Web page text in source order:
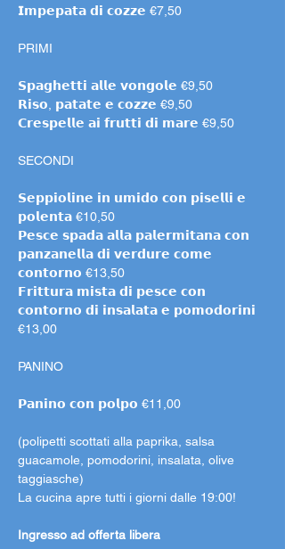
𝗜𝗺𝗽𝗲𝗽𝗮𝘁𝗮 𝗱𝗶 𝗰𝗼𝘇𝘇𝗲 €7,50
PRIMI
𝗦𝗽𝗮𝗴𝗵𝗲𝘁𝘁𝗶 𝗮𝗹𝗹𝗲 𝘃𝗼𝗻𝗴𝗼𝗹𝗲 €9,50
𝗥𝗶𝘀𝗼, 𝗽𝗮𝘁𝗮𝘁𝗲 𝗲 𝗰𝗼𝘇𝘇𝗲 €9,50
𝗖𝗿𝗲𝘀𝗽𝗲𝗹𝗹𝗲 𝗮𝗶 𝗳𝗿𝘂𝘁𝘁𝗶 𝗱𝗶 𝗺𝗮𝗿𝗲 €9,50
SECONDI
𝗦𝗲𝗽𝗽𝗶𝗼𝗹𝗶𝗻𝗲 𝗶𝗻 𝘂𝗺𝗶𝗱𝗼 𝗰𝗼𝗻 𝗽𝗶𝘀𝗲𝗹𝗹𝗶 𝗲
𝗽𝗼𝗹𝗲𝗻𝘁𝗮 €10,50
𝗣𝗲𝘀𝗰𝗲 𝘀𝗽𝗮𝗱𝗮 𝗮𝗹𝗹𝗮 𝗽𝗮𝗹𝗲𝗿𝗺𝗶𝘁𝗮𝗻𝗮 𝗰𝗼𝗻
𝗽𝗮𝗻𝘇𝗮𝗻𝗲𝗹𝗹𝗮 𝗱𝗶 𝘃𝗲𝗿𝗱𝘂𝗿𝗲 𝗰𝗼𝗺𝗲
𝗰𝗼𝗻𝘁𝗼𝗿𝗻𝗼 €13,50
𝗙𝗿𝗶𝘁𝘁𝘂𝗿𝗮 𝗺𝗶𝘀𝘁𝗮 𝗱𝗶 𝗽𝗲𝘀𝗰𝗲 𝗰𝗼𝗻
𝗰𝗼𝗻𝘁𝗼𝗿𝗻𝗼 𝗱𝗶 𝗶𝗻𝘀𝗮𝗹𝗮𝘁𝗮 𝗲 𝗽𝗼𝗺𝗼𝗱𝗼𝗿𝗶𝗻𝗶
€13,00
PANINO
𝗣𝗮𝗻𝗶𝗻𝗼 𝗰𝗼𝗻 𝗽𝗼𝗹𝗽𝗼 €11,00
(polipetti scottati alla paprika, salsa
guacamole, pomodorini, insalata, olive
taggiasche)
La cucina apre tutti i giorni dalle 19:00!
Ingresso ad offerta libera